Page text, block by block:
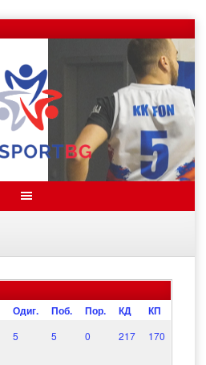
Одиг. Поб. Пор. КД КП
5 5 0 217 170